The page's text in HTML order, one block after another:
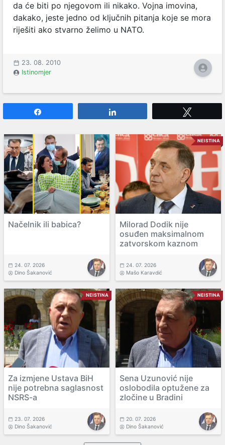
da će biti po njegovom ili nikako. Vojna imovina,
dakako, jeste jedno od ključnih pitanja koje se mora
riješiti ako stvarno želimo u NATO.
23. 08. 2010
Istinomjer
Načelnik ili babica?
24. 07. 2026
Dino Šakanović
NEISTINA
Milorad Dodik nije
osuđen maksimalnom
zatvorskom kaznom
24. 07. 2026
Mašo Karavdić
NEISTINA
Za izmjene Ustava BiH
nije potrebna saglasnost
NSRS-a
23. 07. 2026
Dino Šakanović
NEISTINA
Sena Uzunović nije
oslobodila optužene za
zločine u Bradini
20. 07. 2026
Dino Šakanović